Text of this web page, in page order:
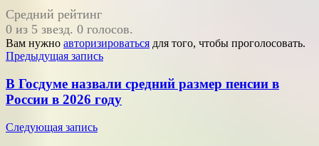
Средний рейтинг
0 из 5 звезд. 0 голосов.
Вам нужно авторизироваться для того, чтобы проголосовать.
Навигация
по
записям
Предыдущая запись
В Госдуме назвали средний размер пенсии в
России в 2026 году
Следующая запись